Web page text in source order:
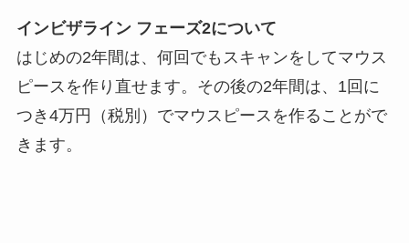
インビザライン フェーズ2について
はじめの2年間は、何回でもスキャンをしてマウス
ピースを作り直せます。その後の2年間は、1回に
つき4万円（税別）でマウスピースを作ることがで
きます。